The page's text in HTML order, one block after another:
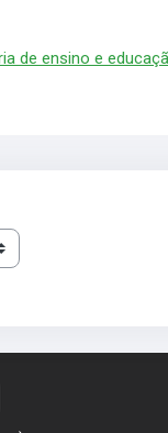
de ensino e